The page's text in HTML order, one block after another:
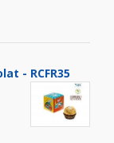
- RCFR35